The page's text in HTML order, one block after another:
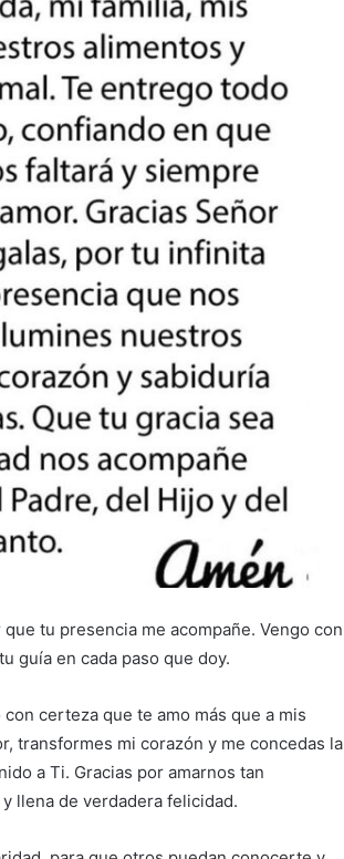
tu presencia me acompañe. Vengo con
guía en cada paso que doy.
certeza que te amo más que a mis
transformes mi corazón y me concedas la
a Ti. Gracias por amarnos tan
llena de verdadera felicidad.